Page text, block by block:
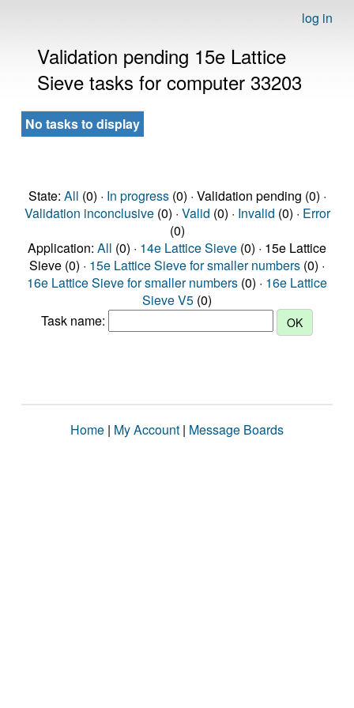
log in
Validation pending 15e Lattice
Sieve tasks for computer 33203
No tasks to display
State: All (0) · In progress(0) · Validation pending (0) ·
Validation inconclusive(0) · Valid (0) · Invalid (0) · Error
(0)
Application: All (0) · 14e Lattice Sieve (0) · 15e Lattice
Sieve (0) · 15e Lattice Sieve for smaller numbers (0) ·
16e Lattice Sieve for smaller numbers (0) · 16e Lattice
Sieve V5 (0)
Task name:
Home | My Account | Message Boards